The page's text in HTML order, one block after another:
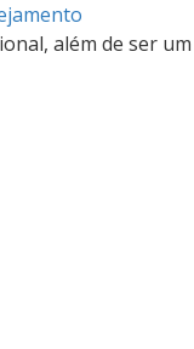
além de ser um